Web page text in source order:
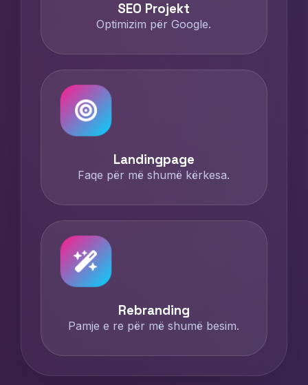
SEO Projekt
Optimizim për Google.
Landingpage
Faqe për më shumë kërkesa.
Rebranding
Pamje e re për më shumë besim.